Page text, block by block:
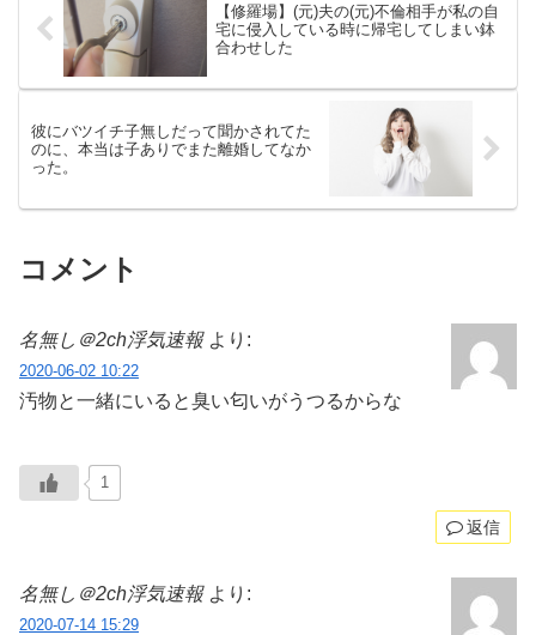
【修羅場】(元)夫の(元)不倫相手が私の自
宅に侵入している時に帰宅してしまい鉢
合わせした
彼にバツイチ子無しだって聞かされてた
のに、本当は子ありでまた離婚してなか
った。
コメント
名無し＠2ch浮気速報 より:
2020-06-02 10:22
汚物と一緒にいると臭い匂いがうつるからな
1
返信
名無し＠2ch浮気速報 より:
2020-07-14 15:29